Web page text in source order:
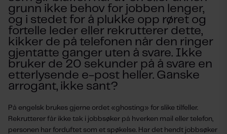
grunn ikke behov for jobben lenger,
og i stedet for å plukke opp røret og
fortelle leder eller rekrutterer dette,
kikker de på telefonen når den ringer
gjentatte ganger uten å svare. Ikke
bruker de 20 sekunder på å svare en
etterlysende e-post heller. Ganske
arrogant, ikke sant?
På engelsk brukes gjerne ordet «ghosting» for slike tilfeller.
Rekrutterer får ikke tak i jobbsøker på hverken mail eller telefon,
personen har forduftet som et spøkelse. Har det hendt jobbsøker